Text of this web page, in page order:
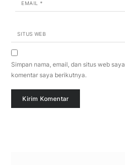
EMAIL *
SITUS WEB
Simpan nama, email, dan situs web
komentar saya berikutnya.